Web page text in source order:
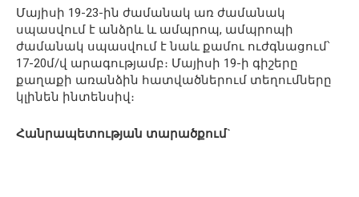
Մայիսի 19-23-ին ժամանակ առ ժամանակ
սպասվում է անձրև և ամպրոպ, ամպրոպի
ժամանակ սպասվում է նաև քամու ուժգնացում՝
17-20մ/վ արագությամբ։ Մայիսի 19-ի գիշերը
քաղաքի առանձին հատվածներում տեղումները
կլինեն ինտենսիվ։
Հանրապետության տարածքում`